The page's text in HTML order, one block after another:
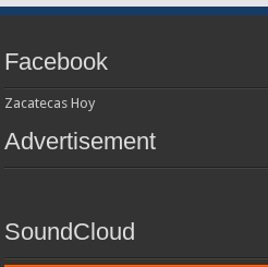
Facebook
Zacatecas Hoy
Advertisement
SoundCloud